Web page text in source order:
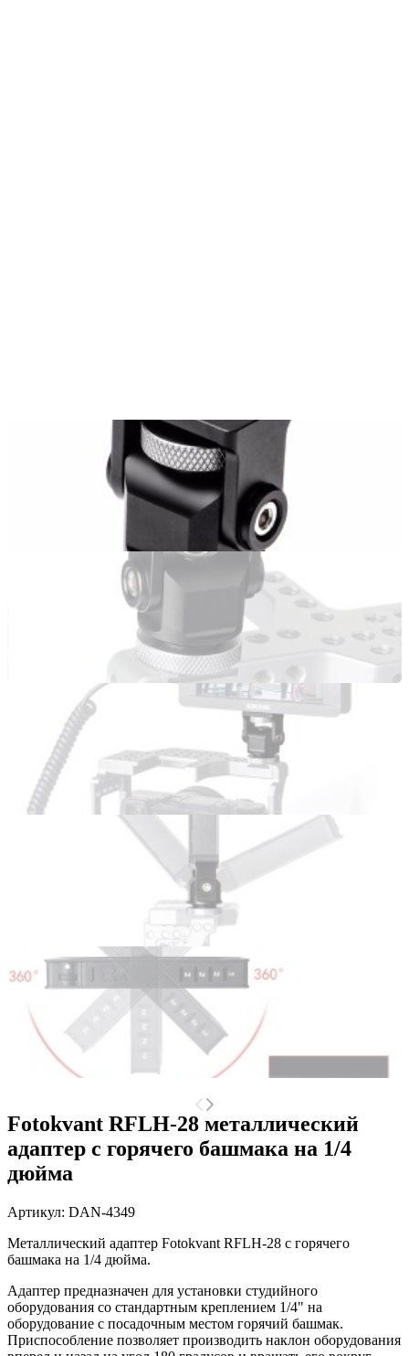
Fotokvant RFLH-28 металлический
адаптер с горячего башмака на 1/4
дюйма
Артикул: DAN-4349
Металлический адаптер Fotokvant RFLH-28 с горячего
башмака на 1/4 дюйма.
Адаптер предназначен для установки студийного
оборудования со стандартным креплением 1/4" на
оборудование с посадочным местом горячий башмак.
Приспособление позволяет производить наклон оборудования